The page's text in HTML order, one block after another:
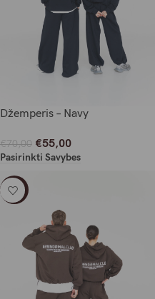
Džemperis – Navy
€70,00 €55,00
Pasirinkti Savybes
-13%